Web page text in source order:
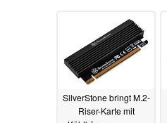
SilverStone bringt M.2-
Riser-Karte mit